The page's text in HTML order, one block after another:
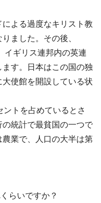
よる過度なキリスト教
ました。その後、
イギリス連邦内の英連
す。日本はこの国の独
使館を開設している状
トを占めているとさ
統計で最貧国の一つで
業で、人口の大半は第
らいですか？